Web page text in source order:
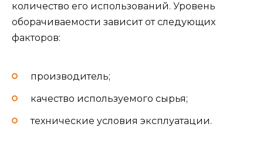
количество его использований. Уровень
оборачиваемости зависит от следующих
факторов:
производитель;
качество используемого сырья;
технические условия эксплуатации.